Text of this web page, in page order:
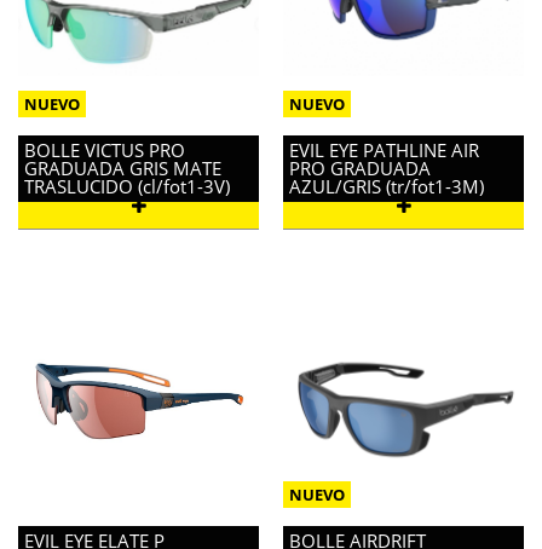
BOLLE VICTUS PRO
GRADUADA GRIS MATE
TRASLUCIDO (cl/fot1-3V)
EVIL EYE PATHLINE AIR
PRO GRADUADA
AZUL/GRIS (tr/fot1-3M)
EVIL EYE ELATE P BOLLE AIRDRIFT